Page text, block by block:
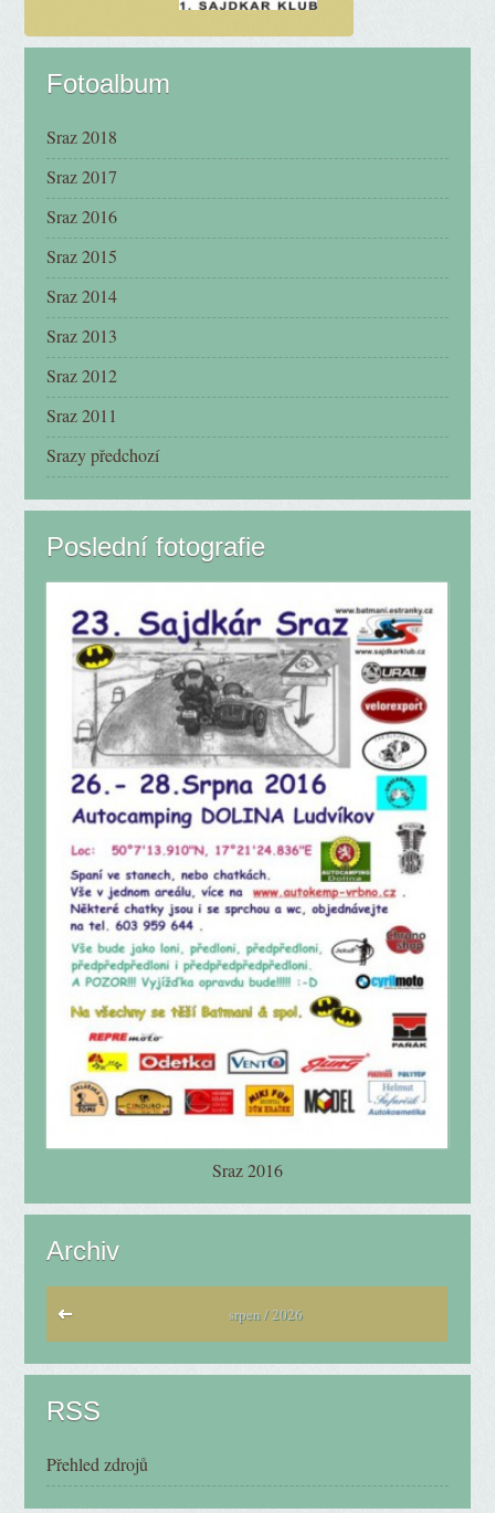
Fotoalbum
Sraz 2018
Sraz 2017
Sraz 2016
Sraz 2015
Sraz 2014
Sraz 2013
Sraz 2012
Sraz 2011
Srazy předchozí
Poslední fotografie
Sraz 2016
Archiv
srpen / 2026
RSS
Přehled zdrojů